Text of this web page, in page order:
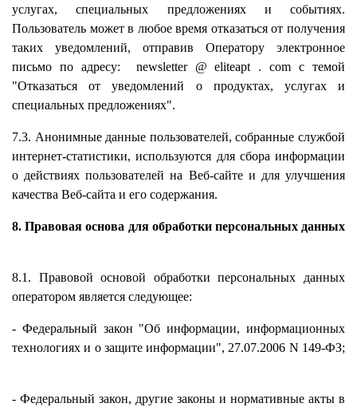
услугах, специальных предложениях и событиях.
Пользователь может в любое время отказаться от получения
таких уведомлений, отправив Оператору электронное
письмо по адресу:
newsletter @ eliteapt . com с темой
"Отказаться от уведомлений о продуктах, услугах и
специальных предложениях".
7.3. Анонимные данные пользователей, собранные службой
интернет-статистики, используются для сбора информации
о действиях пользователей на Веб-сайте и для улучшения
качества Веб-сайта и его содержания.
8. Правовая основа для обработки персональных данных
8.1. Правовой основой обработки персональных данных
оператором является следующее:
- Федеральный закон "Об информации, информационных
технологиях и о защите информации", 27.07.2006 N 149-ФЗ;
- Федеральный закон, другие законы и нормативные акты в